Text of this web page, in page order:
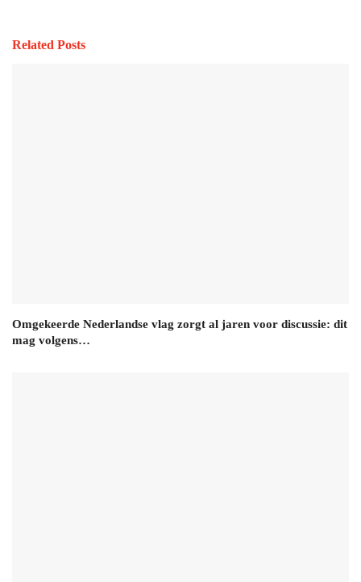
Related Posts
Omgekeerde Nederlandse vlag zorgt al jaren voor discussie: dit
mag volgens…